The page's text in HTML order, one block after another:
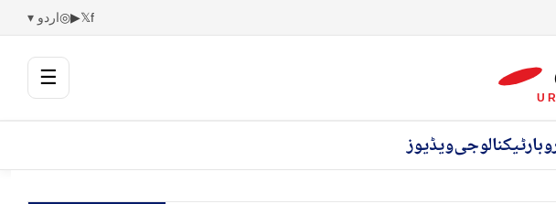
f
𝕏
▶
◎اردو ▾
☰
ٹیکنالوجیویڈیوز